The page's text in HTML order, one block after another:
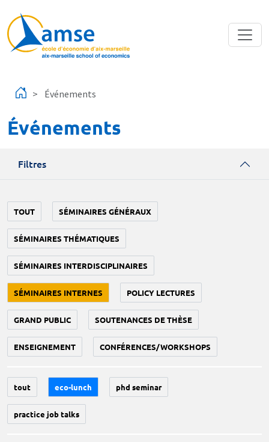
Événements
Événements
Filtres
TOUT SÉMINAIRES GÉNÉRAUX
SÉMINAIRES THÉMATIQUES
SÉMINAIRES INTERDISCIPLINAIRES
SÉMINAIRES INTERNES POLICY LECTURES
GRAND PUBLIC SOUTENANCES DE THÈSE
ENSEIGNEMENT CONFÉRENCES/WORKSHOPS
tout eco-lunch phd seminar
practice job talks